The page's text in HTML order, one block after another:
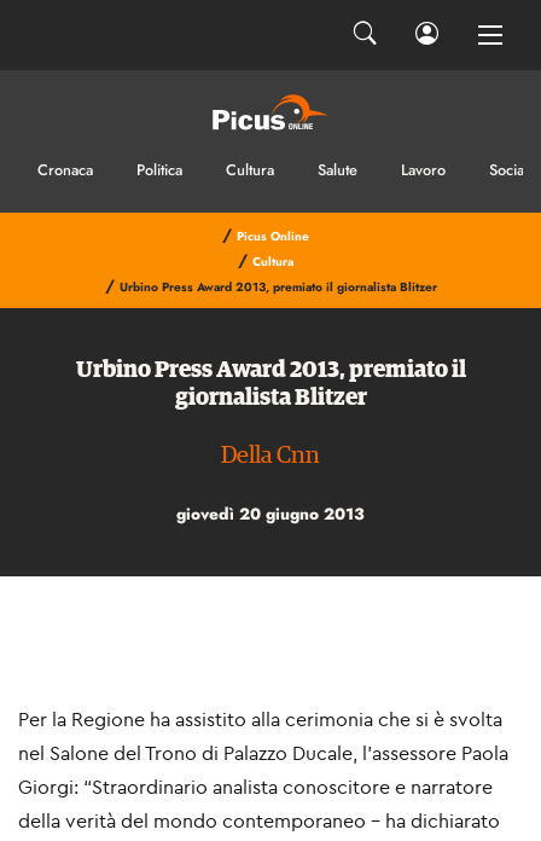
Cronaca Politica Cultura Salute Lavoro Sociale
/ Picus Online
/ Cultura
/ Urbino Press Award 2013, premiato il giornalista Blitzer
Urbino Press Award 2013, premiato il
giornalista Blitzer
Della Cnn
giovedì 20 giugno 2013
Per la Regione ha assistito alla cerimonia che si è svolta
nel Salone del Trono di Palazzo Ducale, l’assessore Paola
Giorgi: “Straordinario analista conoscitore e narratore
della verità del mondo contemporaneo – ha dichiarato